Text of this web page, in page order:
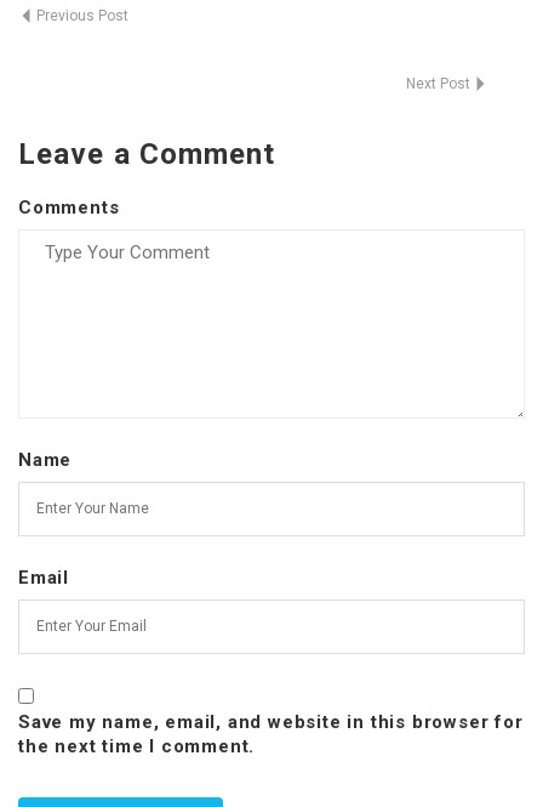
Previous Post
Next Post
Leave a Comment
Comments
Name
Email
Save my name, email, and website in this browser for
the next time I comment.